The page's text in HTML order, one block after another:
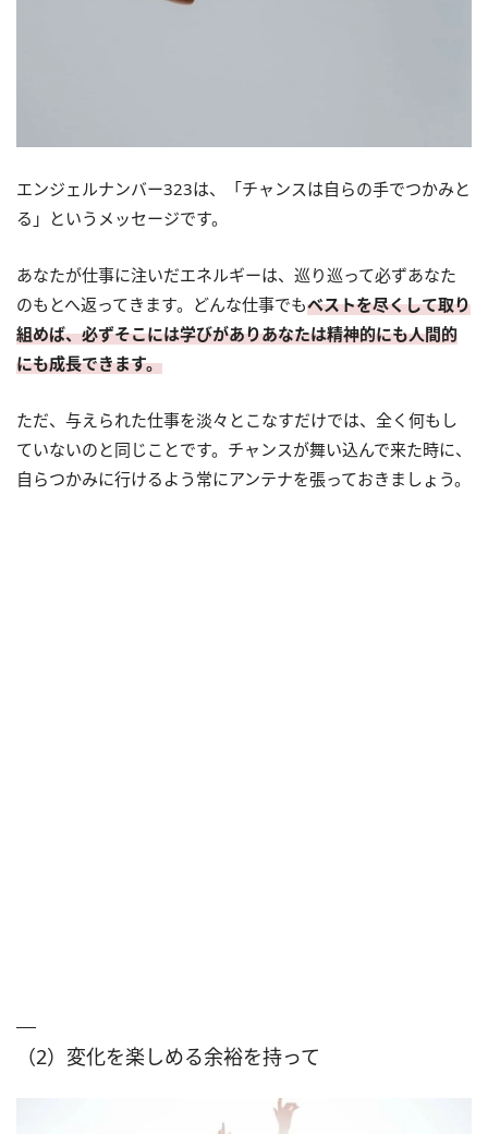
エンジェルナンバー323は、「チャンスは自らの手でつかみと
る」というメッセージです。
あなたが仕事に注いだエネルギーは、巡り巡って必ずあなた
のもとへ返ってきます。どんな仕事でもベストを尽くして取り
組めば、必ずそこには学びがありあなたは精神的にも人間的
にも成長できます。
ただ、与えられた仕事を淡々とこなすだけでは、全く何もし
ていないのと同じことです。チャンスが舞い込んで来た時に、
自らつかみに行けるよう常にアンテナを張っておきましょう。
（2）変化を楽しめる余裕を持って